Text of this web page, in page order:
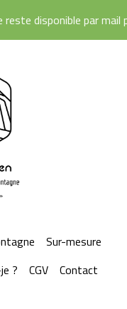
disponible par mail
Sur-mesure
? CGV
Contact